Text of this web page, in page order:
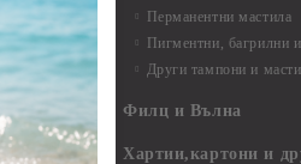
см
15,00 см
см
Перманентни мастила
Пигментни, багрилни
Други тампони и
Филц и Вълна
Хартии,картони и